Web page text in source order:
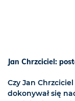
Jan Chrzciciel:
Czy Jan
dokonywał się